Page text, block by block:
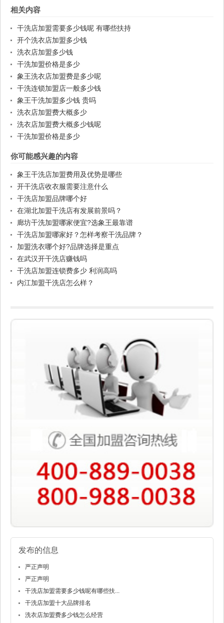
相关内容
干洗店加盟需要多少钱呢 有哪些扶持
开个洗衣店加盟多少钱
洗衣店加盟多少钱
干洗加盟价格是多少
象王洗衣店加盟费是多少呢
干洗连锁加盟店一般多少钱
象王干洗加盟多少钱 贵吗
洗衣店加盟费大概多少
洗衣店加盟费大概多少钱呢
干洗加盟价格是多少
你可能感兴趣的内容
象王干洗店加盟费用及优势是哪些
开干洗店收衣服需要注意什么
干洗店加盟品牌哪个好
在湖北加盟干洗店有发展前景吗？
廊坊干洗加盟哪家便宜?选象王最靠谱
干洗店加盟哪家好？怎样考察干洗品牌？
加盟洗衣哪个好?品牌选择是重点
在武汉开干洗店赚钱吗
干洗店加盟连锁费多少 利润高吗
内江加盟干洗店怎么样？
发布的信息
严正声明
严正声明
干洗店加盟需要多少钱呢有哪些扶...
干洗店加盟十大品牌排名
洗衣店加盟费多少钱怎么经营